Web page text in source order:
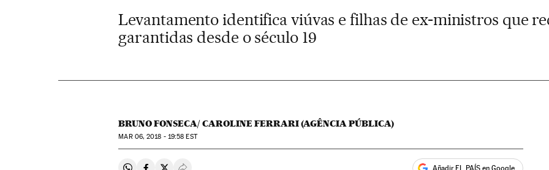
Levantamento identifica viúvas e filhas de ex-ministros que
garantidas desde o século 19
BRUNO FONSECA/ CAROLINE FERRARI (AGÊNCIA PÚBLICA)
MAR06, 2018 - 19:58 EST
Añadir EL PAÍS en Google